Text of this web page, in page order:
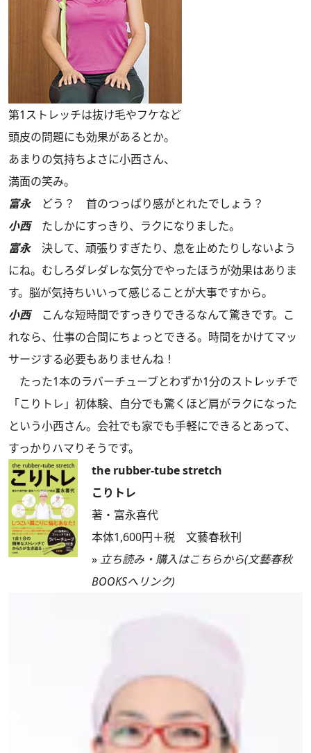
第1ストレッチは抜け毛やフケなど
頭皮の問題にも効果があるとか。
あまりの気持ちよさに小西さん、
満面の笑み。
富永どう？ 首のつっぱり感がとれたでしょう？
小西たしかにすっきり、ラクになりました。
富永決して、頑張りすぎたり、息を止めたりしないよう
にね。むしろダレダレな気分でやったほうが効果はありま
す。脳が気持ちいいって感じることが大事ですから。
小西こんな短時間ですっきりできるなんて驚きです。こ
れなら、仕事の合間にちょっとできる。時間をかけてマッ
サージする必要もありませんね！
たった1本のラバーチューブとわずか1分のストレッチで
「こりトレ」初体験、自分でも驚くほど肩がラクになった
という小西さん。会社でも家でも手軽にできるとあって、
すっかりハマりそうです。
the rubber-tube stretch
こりトレ
著・富永喜代
本体1,600円＋税 文藝春秋刊
» 立ち読み・購入はこちらから(文藝春秋
BOOKSへリンク)